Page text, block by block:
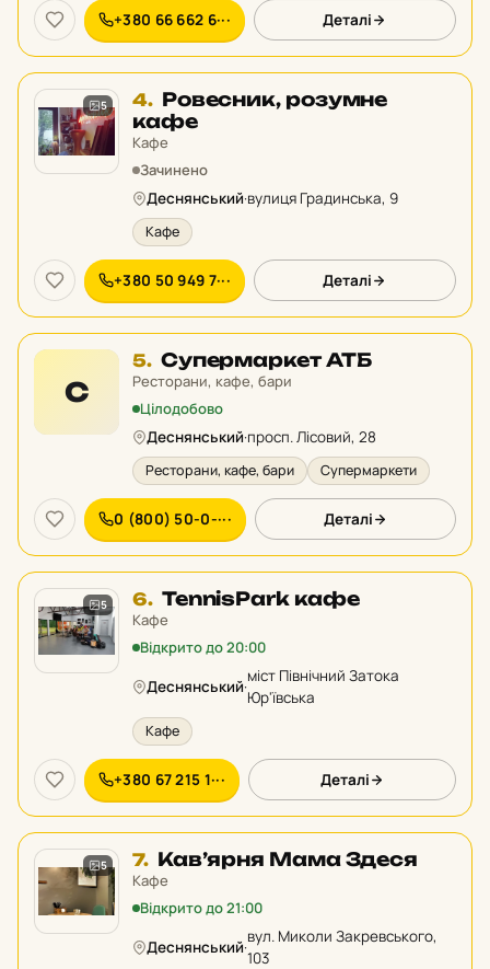
+380 66 662 6··· Деталі
5 4. Місце
4
у
рейтингу:
Ровесник, розумне
кафе
Кафе
Зачинено
Деснянський·вулиця Градинська, 9
Кафе
+380 50 949 7··· Деталі
С
5. Місце
5
у
Супермаркет АТБ
Ресторани, кафе, бари
Цілодобово
Деснянський·просп. Лісовий, 28
Ресторани, кафе, бари Супермаркети
0 (800) 50-0-··· Деталі
5 6. Місце
6
у
рейтингу:
TennisPark кафе
Кафе
Відкрито до 20:00
Деснянський·
міст Північний Затока
Юр'ївська
Кафе
+380 67 215 1··· Деталі
5 7. Місце
7
у
рейтингу:
Кав’ярня Мама Здеся
Кафе
Відкрито до 21:00
Деснянський·
вул. Миколи Закревського,
103